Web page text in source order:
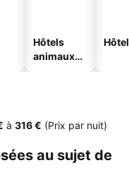
Hôtels
animaux
à ‎316 € (Prix par nuit)
au sujet de